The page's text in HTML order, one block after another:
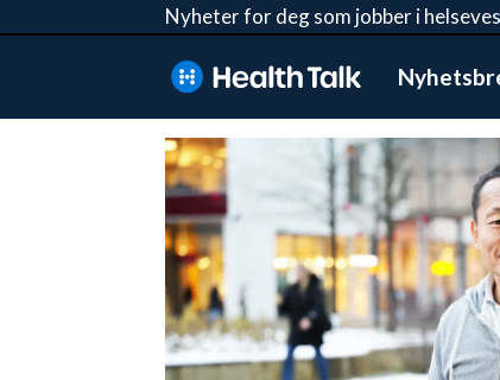
Nyheter for deg som jobber i
hospital